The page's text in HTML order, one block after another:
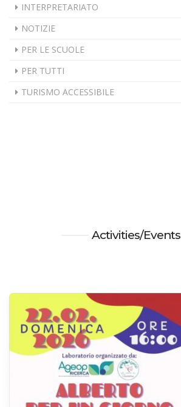
INTERPRETARIATO
NOTIZIE
PER LE SCUOLE
PER TUTTI
TURISMO ACCESSIBILE
Activities/Events